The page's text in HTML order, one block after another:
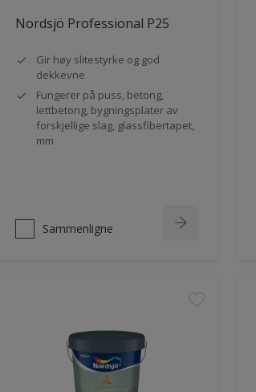
Nordsjö Professional P25
Gir høy slitestyrke og god
dekkevne
Fungerer på puss, betong,
lettbetong, bygningsplater av
forskjellige slag, glassfibertapet,
mm
Sammenligne